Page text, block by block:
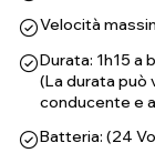
Velocità
Durata: 1h15 a
(La durata può
conducente e
Batteria: (24